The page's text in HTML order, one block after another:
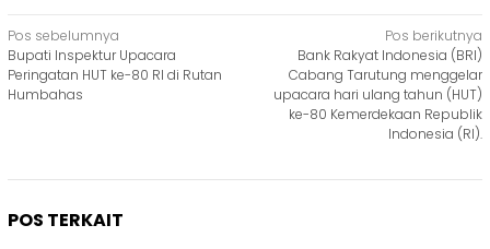
Navigasi
pos
Pos sebelumnya
Bupati Inspektur Upacara
Peringatan HUT ke-80 RI di Rutan
Humbahas
Pos berikutnya
Bank Rakyat Indonesia (BRI)
Cabang Tarutung menggelar
upacara hari ulang tahun (HUT)
ke-80 Kemerdekaan Republik
Indonesia (RI).
POS TERKAIT